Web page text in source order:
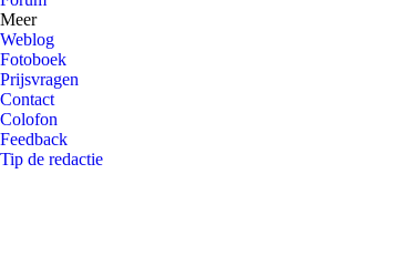
Meer
Weblog
Fotoboek
Prijsvragen
Contact
Colofon
Feedback
Tip de redactie